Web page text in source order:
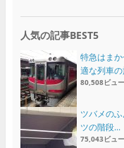
人気の記事BEST5
特急はま
適な列車
80,508ビュー
ツバメの
ツの階段...
75,043ビュー